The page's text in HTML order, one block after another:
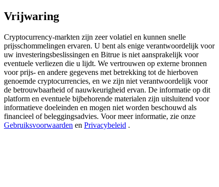
Precious Metals Trading Carnival
Trade Gold & Silver · 33,333 USDT Bonus
USDT New User Exclusive 10% APR
USDT Flexible Staking | Daily Rewards
Vrijwaring
Cryptocurrency-markten zijn zeer volatiel en kunnen snelle
prijsschommelingen ervaren. U bent als enige verantwoordelijk voor
uw investeringsbeslissingen en Bitrue is niet aansprakelijk voor
eventuele verliezen die u lijdt. We vertrouwen op externe bronnen
voor prijs- en andere gegevens met betrekking tot de hierboven
genoemde cryptocurrencies, en we zijn niet verantwoordelijk voor
de betrouwbaarheid of nauwkeurigheid ervan. De informatie op dit
platform en eventuele bijbehorende materialen zijn uitsluitend voor
informatieve doeleinden en mogen niet worden beschouwd als
financieel of beleggingsadvies. Voor meer informatie, zie onze
Gebruiksvoorwaarden en Privacybeleid .